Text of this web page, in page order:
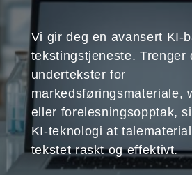
Vi gir deg en avansert KI-
tekstingstjeneste. Trenger
undertekster for
markedsføringsmateriale,
eller forelesningsopptak,
KI-teknologi at
tekstet raskt og effektivt.